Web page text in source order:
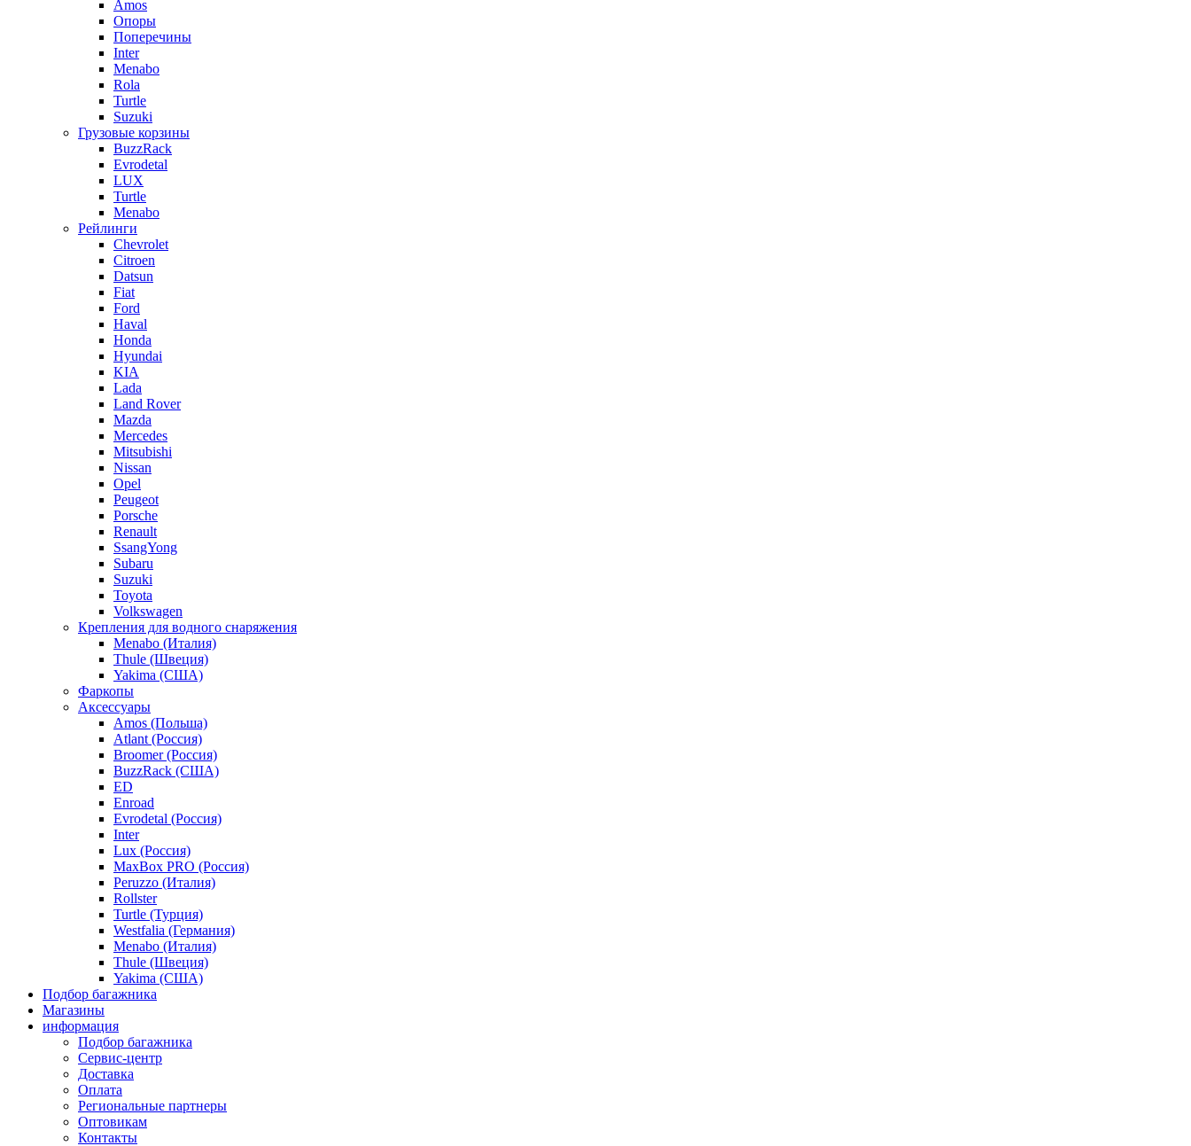
Amos
Опоры
Поперечины
Inter
Menabo
Rola
Turtle
Suzuki
Грузовые корзины
BuzzRack
Evrodetal
LUX
Turtle
Menabo
Рейлинги
Chevrolet
Citroen
Datsun
Fiat
Ford
Haval
Honda
Hyundai
KIA
Lada
Land Rover
Mazda
Mercedes
Mitsubishi
Nissan
Opel
Peugeot
Porsche
Renault
SsangYong
Subaru
Suzuki
Toyota
Volkswagen
Крепления для водного снаряжения
Menabo (Италия)
Thule (Швеция)
Yakima (США)
Фаркопы
Аксессуары
Amos (Польша)
Atlant (Россия)
Broomer (Россия)
BuzzRack (США)
ED
Enroad
Evrodetal (Россия)
Inter
Lux (Россия)
MaxBox PRO (Россия)
Peruzzo (Италия)
Rollster
Turtle (Турция)
Westfalia (Германия)
Menabo (Италия)
Thule (Швеция)
Yakima (США)
Подбор багажника
Магазины
информация
Подбор багажника
Сервис-центр
Доставка
Оплата
Региональные партнеры
Оптовикам
Контакты